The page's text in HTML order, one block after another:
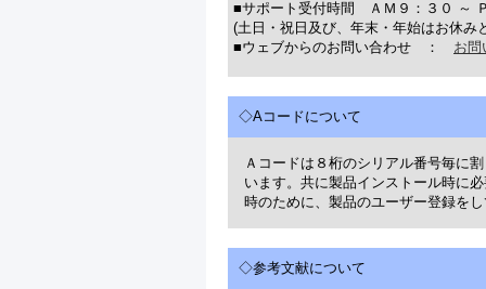
■サポート受付時間 ＡＭ９：３０ ～
(土日・祝日及び、年末・年始はお休み
■ウェブからのお問い合わせ ： お問
◇Aコードについて
Ａコードは８桁のシリアル番号毎に
います。共に製品インストール時に
時のために、製品のユーザー登録を
◇参考文献について